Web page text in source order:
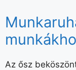
Az ősz